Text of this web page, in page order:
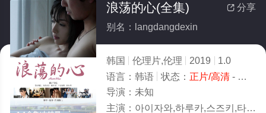
 分享
浪荡的心(全集)
别名：langdangdexin
韩国 伦理片,伦理 2019
1.0
语言： 韩语 状态： 正片/高清- 免费在线观看
导演： 未知
主演： 아이자와,하루카,스즈키,타카오